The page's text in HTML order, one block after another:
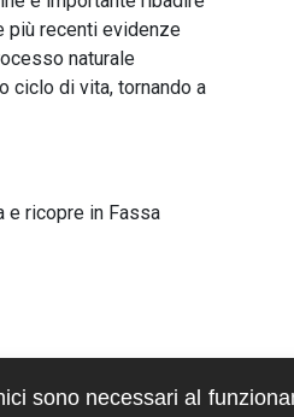
più recenti evidenze
naturale
ciclo di vita, tornando a
e ricopre in Fassa
sono necessari al